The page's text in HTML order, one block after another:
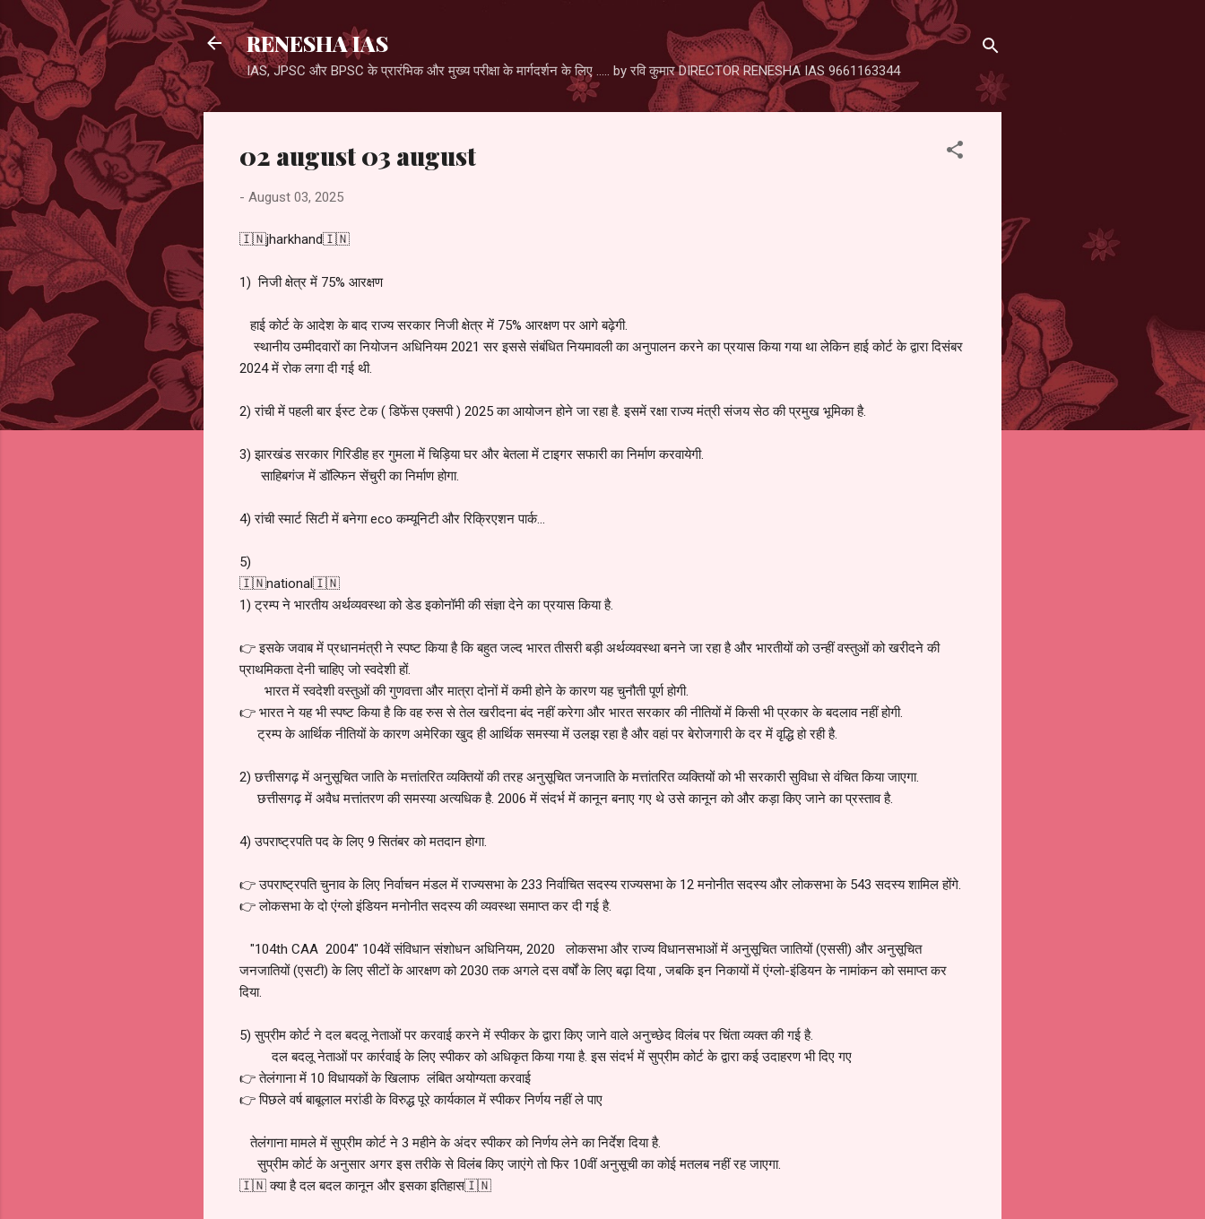
RENESHA IAS
IAS, JPSC और BPSC के प्रारंभिक और मुख्य परीक्षा के मार्गदर्शन के लिए ..... by रवि कुमार DIRECTOR RENESHA IAS 9661163344
02 august 03 august
- August 03, 2025
🇮🇳jharkhand🇮🇳
1) निजी क्षेत्र में 75% आरक्षण
हाई कोर्ट के आदेश के बाद राज्य सरकार निजी क्षेत्र में 75% आरक्षण पर आगे बढ़ेगी.
स्थानीय उम्मीदवारों का नियोजन अधिनियम 2021 सर इससे संबंधित नियमावली का अनुपालन करने का प्रयास किया गया था लेकिन हाई कोर्ट के द्वारा दिसंबर
2024 में रोक लगा दी गई थी.
2) रांची में पहली बार ईस्ट टेक ( डिफेंस एक्सपी ) 2025 का आयोजन होने जा रहा है. इसमें रक्षा राज्य मंत्री संजय सेठ की प्रमुख भूमिका है.
3) झारखंड सरकार गिरिडीह हर गुमला में चिड़िया घर और बेतला में टाइगर सफारी का निर्माण करवायेगी.
साहिबगंज में डॉल्फिन सेंचुरी का निर्माण होगा.
4) रांची स्मार्ट सिटी में बनेगा eco कम्यूनिटी और रिक्रिएशन पार्क...
5)
🇮🇳national🇮🇳
1) ट्रम्प ने भारतीय अर्थव्यवस्था को डेड इकोनॉमी की संज्ञा देने का प्रयास किया है.
👉 इसके जवाब में प्रधानमंत्री ने स्पष्ट किया है कि बहुत जल्द भारत तीसरी बड़ी अर्थव्यवस्था बनने जा रहा है और भारतीयों को उन्हीं वस्तुओं को खरीदने की
प्राथमिकता देनी चाहिए जो स्वदेशी हों.
भारत में स्वदेशी वस्तुओं की गुणवत्ता और मात्रा दोनों में कमी होने के कारण यह चुनौती पूर्ण होगी.
👉 भारत ने यह भी स्पष्ट किया है कि वह रुस से तेल खरीदना बंद नहीं करेगा और भारत सरकार की नीतियों में किसी भी प्रकार के बदलाव नहीं होगी.
ट्रम्प के आर्थिक नीतियों के कारण अमेरिका खुद ही आर्थिक समस्या में उलझ रहा है और वहां पर बेरोजगारी के दर में वृद्धि हो रही है.
2) छत्तीसगढ़ में अनुसूचित जाति के मत्तांतरित व्यक्तियों की तरह अनुसूचित जनजाति के मत्तांतरित व्यक्तियों को भी सरकारी सुविधा से वंचित किया जाएगा.
छत्तीसगढ़ में अवैध मत्तांतरण की समस्या अत्यधिक है. 2006 में संदर्भ में कानून बनाए गए थे उसे कानून को और कड़ा किए जाने का प्रस्ताव है.
4) उपराष्ट्रपति पद के लिए 9 सितंबर को मतदान होगा.
👉 उपराष्ट्रपति चुनाव के लिए निर्वाचन मंडल में राज्यसभा के 233 निर्वाचित सदस्य राज्यसभा के 12 मनोनीत सदस्य और लोकसभा के 543 सदस्य शामिल होंगे.
👉 लोकसभा के दो एंग्लो इंडियन मनोनीत सदस्य की व्यवस्था समाप्त कर दी गई है.
"104th CAA 2004" 104वें संविधान संशोधन अधिनियम, 2020 लोकसभा और राज्य विधानसभाओं में अनुसूचित जातियों (एससी) और अनुसूचित
जनजातियों (एसटी) के लिए सीटों के आरक्षण को 2030 तक अगले दस वर्षों के लिए बढ़ा दिया , जबकि इन निकायों में एंग्लो-इंडियन के नामांकन को समाप्त कर
दिया.
5) सुप्रीम कोर्ट ने दल बदलू नेताओं पर करवाई करने में स्पीकर के द्वारा किए जाने वाले अनुच्छेद विलंब पर चिंता व्यक्त की गई है.
दल बदलू नेताओं पर कार्रवाई के लिए स्पीकर को अधिकृत किया गया है. इस संदर्भ में सुप्रीम कोर्ट के द्वारा कई उदाहरण भी दिए गए
👉 तेलंगाना में 10 विधायकों के खिलाफ लंबित अयोग्यता करवाई
👉 पिछले वर्ष बाबूलाल मरांडी के विरुद्ध पूरे कार्यकाल में स्पीकर निर्णय नहीं ले पाए
तेलंगाना मामले में सुप्रीम कोर्ट ने 3 महीने के अंदर स्पीकर को निर्णय लेने का निर्देश दिया है.
सुप्रीम कोर्ट के अनुसार अगर इस तरीके से विलंब किए जाएंगे तो फिर 10वीं अनुसूची का कोई मतलब नहीं रह जाएगा.
🇮🇳 क्या है दल बदल कानून और इसका इतिहास🇮🇳